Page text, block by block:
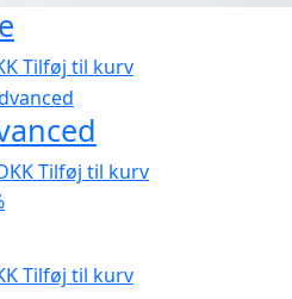
Den
aktuelle
pris
er:
592,00 DKK.
Tilføj til kurv
DKK.
Den
860,00 DKK.
Tilføj til kurv
Den
Tilføj til kurv